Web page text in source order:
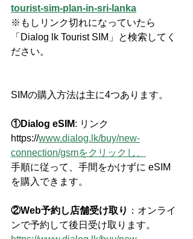
tourist-sim-plan-in-sri-lanka
※もしリンク切れになっていたら
「Dialog lk Tourist SIM」と検索してく
ださい。
SIMの購入方法は主に4つあります。
①Dialog eSIM: リンク
https://www.dialog.lk/buy/new-
connection/gsmをクリックし、
手順に従って、手間をかけずに eSIM
を購入できます。
②Web予約し店舗受け取り ：オンライ
ンで予約して後日受け取ります。